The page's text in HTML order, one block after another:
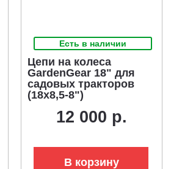
Есть в наличии
Цепи на колеса
GardenGear 18" для
садовых тракторов
(18x8,5-8")
12 000 р.
В корзину